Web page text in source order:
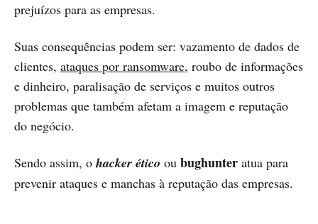
prejuízos para as empresas.
Suas consequências podem ser: vazamento de dados de
clientes, ataques por ransomware, roubo de informações
e dinheiro, paralisação de serviços e muitos outros
problemas que também afetam a imagem e reputação
do negócio.
Sendo assim, o hacker ético ou bughunter atua para
prevenir ataques e manchas à reputação das empresas.